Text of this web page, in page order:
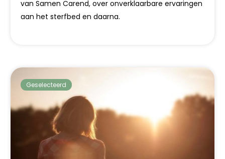
van Samen Carend, over onverklaarbare ervaringen
aan het sterfbed en daarna.
Geselecteerd